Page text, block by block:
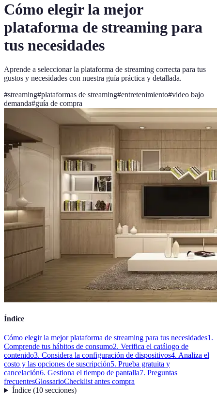
Cómo elegir la mejor
plataforma de streaming para
tus necesidades
Aprende a seleccionar la plataforma de streaming correcta para tus
gustos y necesidades con nuestra guía práctica y detallada.
#streaming#plataformas de streaming#entretenimiento#video bajo
demanda#guía de compra
Índice
Cómo elegir la mejor plataforma de streaming para tus necesidades1.
Comprende tus hábitos de consumo2. Verifica el catálogo de
contenido3. Considera la configuración de dispositivos4. Analiza el
costo y las opciones de suscripción5. Prueba gratuita y
cancelación6. Gestiona el tiempo de pantalla7. Preguntas
frecuentesGlossarioChecklist antes compra
Índice(10 secciones)